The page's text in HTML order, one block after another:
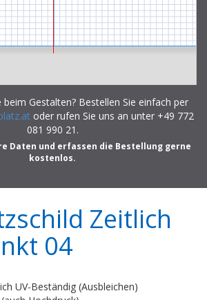
beim Gestalten? Bestellen Sie einfach per
oder rufen Sie uns an unter +49 772
081 990 21.
Daten und erfassen die Bestellung gerne
kostenlos.
Zeitlich
04
UV-Beständig (Ausbleichen)